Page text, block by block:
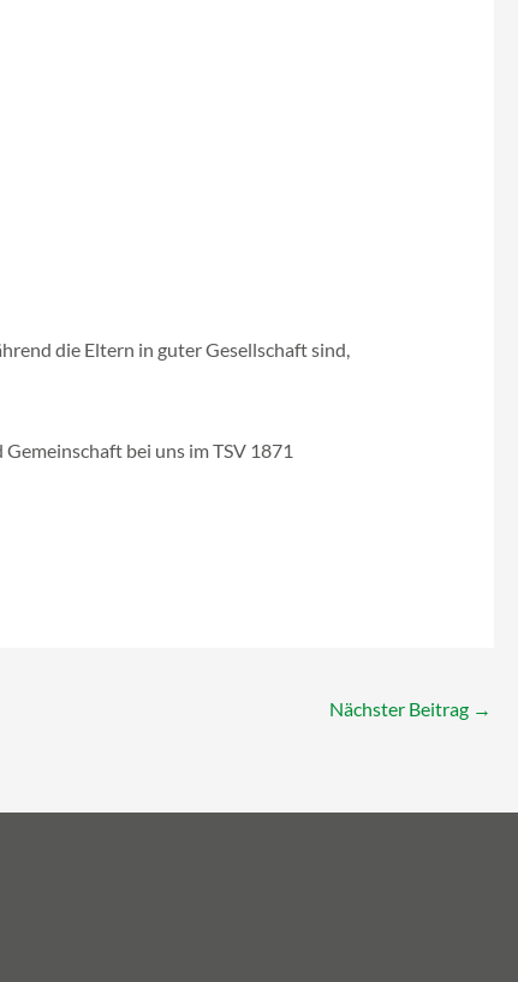
die Eltern in guter Gesellschaft sind,
bei uns im TSV 1871
Nächster Beitrag →